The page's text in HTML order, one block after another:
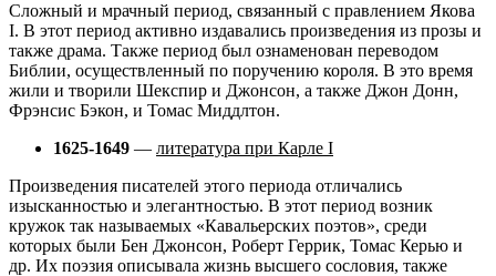
Сложный и мрачный период, cвязанный с правлением Якова
I. В этот период активно издавались произведения из прозы и
также драма. Также период был ознаменован переводом
Библии, осуществленный по поручению короля. В это время
жили и творили Шекспир и Джонсон, а также Джон Донн,
Фрэнсис Бэкон, и Томас Миддлтон.
1625-1649 — литература при Карле I
Произведения писателей этого периода отличались
изысканностью и элегантностью. В этот период возник
кружок так называемых «Кавальерских поэтов», среди
которых были Бен Джонсон, Роберт Геррик, Томас Керью и
др. Их поэзия описывала жизнь высшего сословия, также